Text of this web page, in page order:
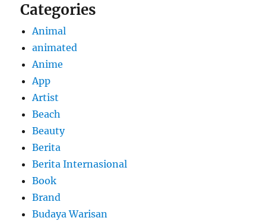
Categories
Animal
animated
Anime
App
Artist
Beach
Beauty
Berita
Berita Internasional
Book
Brand
Budaya Warisan